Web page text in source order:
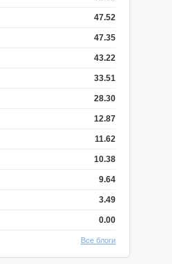
47.52
47.35
43.22
33.51
28.30
12.87
11.62
10.38
9.64
3.49
0.00
Все блоги